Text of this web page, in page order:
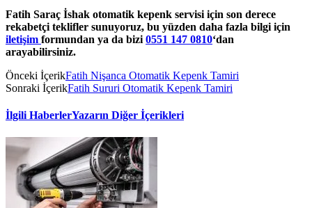
Fatih Saraç İshak otomatik kepenk servisi için son derece
rekabetçi teklifler sunuyoruz, bu yüzden daha fazla bilgi için
iletişim formundan ya da bizi 0551 147 0810‘dan
arayabilirsiniz.
Önceki İçerikFatih Nişanca Otomatik Kepenk Tamiri
Sonraki İçerikFatih Sururi Otomatik Kepenk Tamiri
İlgili HaberlerYazarın Diğer İçerikleri